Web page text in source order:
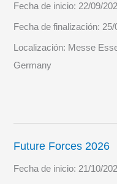
Fecha de inicio: 22/09/
Fecha de finalización: 25/
Localización: Messe
Germany
Future Forces 2026
Fecha de inicio:21/10/